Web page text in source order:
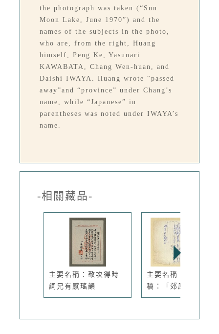
the photograph was taken (“Sun
Moon Lake, June 1970”) and the
names of the subjects in the photo,
who are, from the right, Huang
himself, Peng Ke, Yasunari
KAWABATA, Chang Wen-huan, and
Daishi IWAYA. Huang wrote “passed
away”and “province” under Chang’s
name, while “Japanese” in
parentheses was noted under IWAYA’s
name.
-相關藏品-
主要名稱：敬次得時
詞兄有感瑤韻
主要名稱：無題名詩
稿：「郊原...